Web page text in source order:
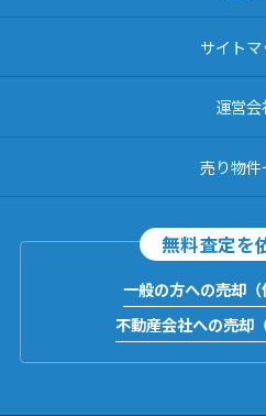
サイト
運営会
売り物件
無料査定を
一般の方への売却
不動産会社への売却